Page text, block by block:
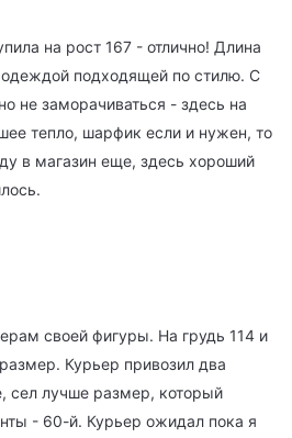
на рост 167 - отлично! Длина
одеждой подходящей по стилю. С
не заморачиваться - здесь на
тепло, шарфик если и нужен, то
в магазин еще, здесь хороший
своей фигуры. На грудь 114 и
Курьер привозил два
сел лучше размер, который
- 60-й. Курьер ожидал пока я